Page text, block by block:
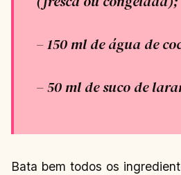
– 150 ml de água de
– 50 ml de suco de
Bata bem todos os